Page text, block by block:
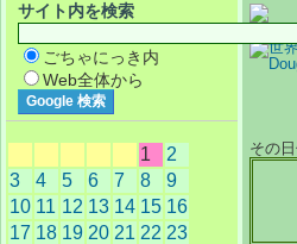
その
サイト内を検索
ごちゃにっき内
Web全体から
1
2
3
4 5 6 7 8
9
10 11 12 13 14 15 16
17 18 19 20 21 22 23